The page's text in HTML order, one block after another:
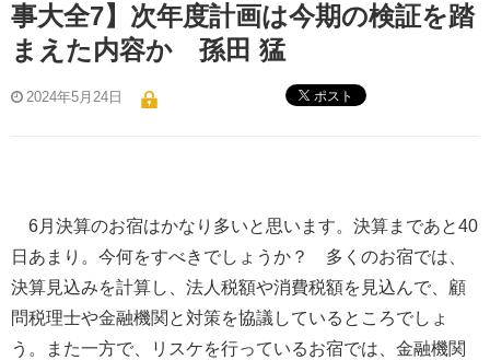
事大全7】次年度計画は今期の検証を踏
まえた内容か 孫田 猛
2024年5月24日 ポスト
6月決算のお宿はかなり多いと思います。決算まであと40
日あまり。今何をすべきでしょうか？ 多くのお宿では、
決算見込みを計算し、法人税額や消費税額を見込んで、顧
問税理士や金融機関と対策を協議しているところでしょ
う。また一方で、リスケを行っているお宿では、金融機関